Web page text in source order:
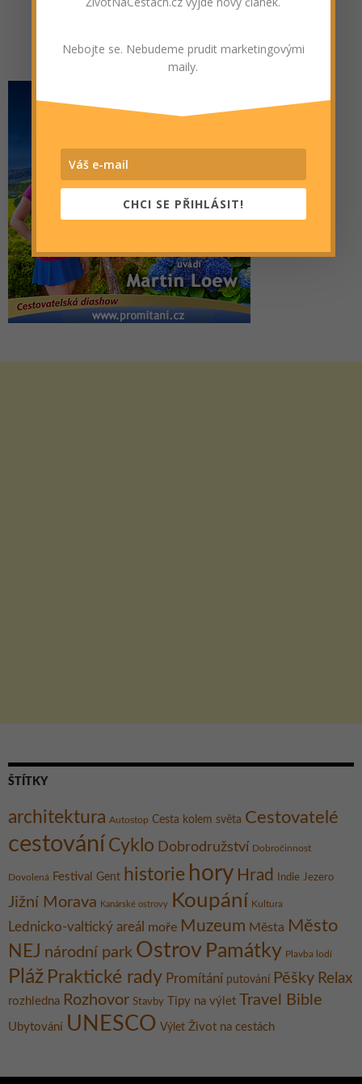
ŠTÍTKY
architektura Autostop Cesta kolem světa Cestovatelé
cestování Cyklo Dobrodružství Dobročinnost
Dovolená Festival Gent historie hory Hrad Indie Jezero
Jižní Morava Kanárské ostrovy Koupání Kultura
Lednicko-valtický areál moře Muzeum Města Město
NEJ národní park Ostrov Památky Plavba lodí
Pláž Praktické rady Promítání putování Pěšky Relax
rozhledna Rozhovor Stavby Tipy na výlet Travel Bible
Ubytování UNESCO Výlet Život na cestách
Nebojte se. Nebudeme prudit marketingovými
maily.
CHCI SE PŘIHLÁSIT!